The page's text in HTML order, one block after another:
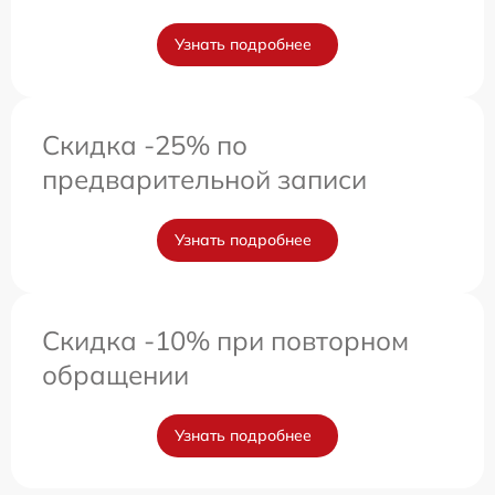
Узнать подробнее
Скидка -25% по
предварительной записи
Узнать подробнее
Скидка -10% при повторном
обращении
Узнать подробнее